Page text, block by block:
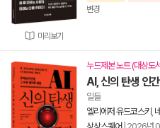
미리보기
변경
누드제본 노트 (대상도
AI, 신의 탄생 인
일들
엘리에저 유드코스키